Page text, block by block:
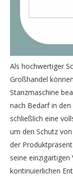
Als hochwertiger
Großhandel
Stanzmaschine
nach Bedarf in
schließlich eine
um den Schutz
der
seine
kontinuierlichen